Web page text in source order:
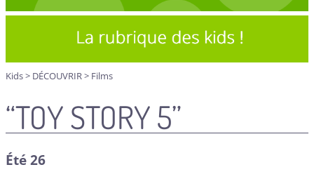
Kids> DÉCOUVRIR> Films
“TOY STORY 5”
Été 26